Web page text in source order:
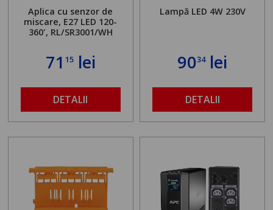
Aplica cu senzor de
miscare, E27 LED 120-
360', RL/SR3001/WH
71 15lei
DETALII
Lampă LED 4W 230V
9034lei
DETALII